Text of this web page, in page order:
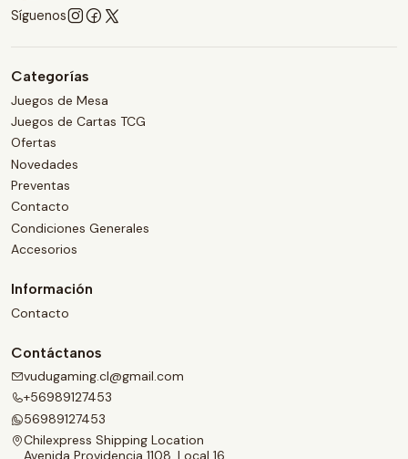
Síguenos
Categorías
Juegos de Mesa
Juegos de Cartas TCG
Ofertas
Novedades
Preventas
Contacto
Condiciones Generales
Accesorios
Información
Contacto
Contáctanos
vudugaming.cl@gmail.com
+56989127453
56989127453
Chilexpress Shipping Location
Avenida Providencia 1108, Local 16